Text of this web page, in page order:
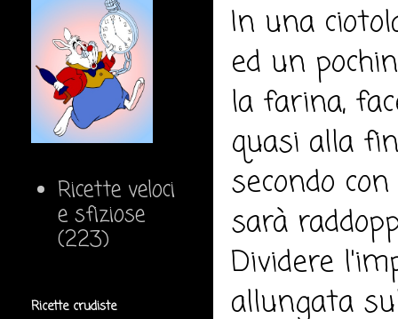
In una
ed un
la farina,
quasi alla
secondo
sarà
Dividere
allungata
Ricette veloci
e sfiziose
(223)
Ricette crudiste